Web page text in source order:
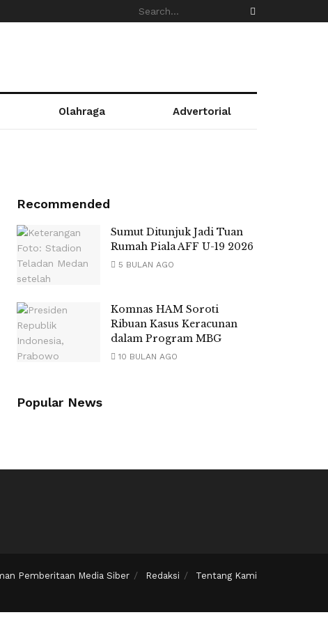
Olahraga Advertorial
Recommended
Sumut Ditunjuk Jadi Tuan
Rumah Piala AFF U-19 2026
5 BULAN AGO
Komnas HAM Soroti
Ribuan Kasus Keracunan
dalam Program MBG
10 BULAN AGO
Popular News
Pemberitaan Media Siber Redaksi Tentang Kami